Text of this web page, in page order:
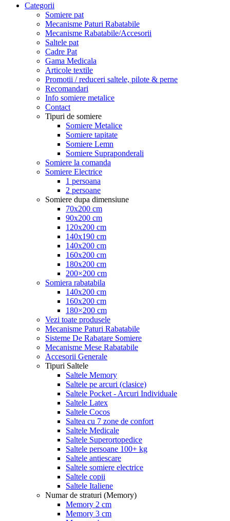
Categorii
Somiere pat
Mecanisme Paturi Rabatabile
Mecanisme Rabatabile/Accesorii
Saltele pat
Cadre Pat
Gama Medicala
Articole textile
Promotii / reduceri saltele, pilote & perne
Recomandari
Info somiere metalice
Contact
Tipuri de somiere
Somiere Metalice
Somiere tapitate
Somiere Lemn
Somiere Supraponderali
Somiere la comanda
Somiere Electrice
1 persoana
2 persoane
Somiere dupa dimensiune
70x200 cm
90x200 cm
120x200 cm
140x190 cm
140x200 cm
160x200 cm
180x200 cm
200×200 cm
Somiera rabatabila
140x200 cm
160x200 cm
180×200 cm
Vezi toate produsele
Mecanisme Paturi Rabatabile
Sisteme De Rabatare Somiere
Mecanisme Mese Rabatabile
Accesorii Generale
Tipuri Saltele
Saltele Memory
Saltele pe arcuri (clasice)
Saltele Pocket - Arcuri Individuale
Saltele Latex
Saltele Cocos
Saltea cu 7 zone de confort
Saltele Medicale
Saltele Superortopedice
Saltele persoane 100+ kg
Saltele antiescare
Saltele somiere electrice
Saltele copii
Saltele Italiene
Numar de straturi (Memory)
Memory 2 cm
Memory 3 cm